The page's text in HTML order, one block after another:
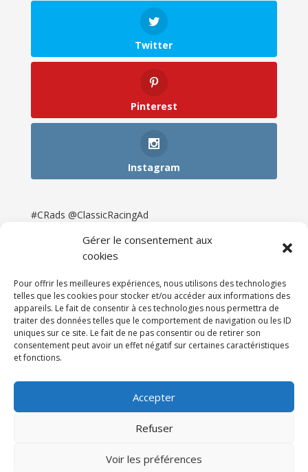
Gérer le consentement aux
cookies
Pour offrir les meilleures expériences, nous utilisons des technologies
telles que les cookies pour stocker et/ou accéder aux informations des
appareils. Le fait de consentir à ces technologies nous permettra de
traiter des données telles que le comportement de navigation ou les ID
uniques sur ce site. Le fait de ne pas consentir ou de retirer son
consentement peut avoir un effet négatif sur certaines caractéristiques
et fonctions.
Accepter
Refuser
Voir les préférences
Twitter
Pinterest
Instagram
#CRads @ClassicRacingAd
Newsletter & Presse
Partenaires
Tarifs
Espace Client
121DigitalGroup |